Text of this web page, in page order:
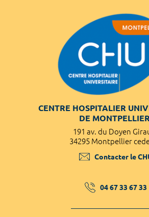
CENTRE HOSPITALIER
DE MONTPELLIER
191 av. du Doyen
34295 Montpellier
Contacter le
04 67 33 67 33